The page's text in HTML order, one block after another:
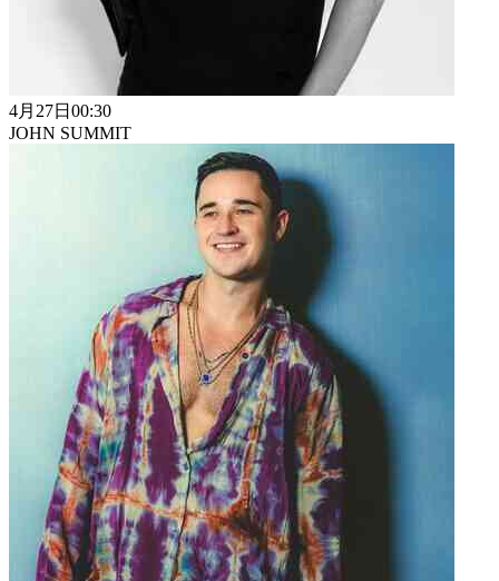
4月27日 00:30
JOHN SUMMIT